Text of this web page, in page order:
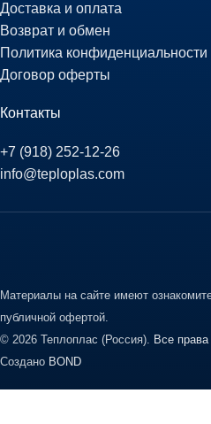
Доставка и оплата
Возврат и обмен
Политика конфиденциальности
Договор оферты
Контакты
+7 (918) 252-12-26
info@teploplas.com
Материалы на сайте имеют
публичной офертой.
© 2026 Теплоплас (Россия). Все
Создано BOND